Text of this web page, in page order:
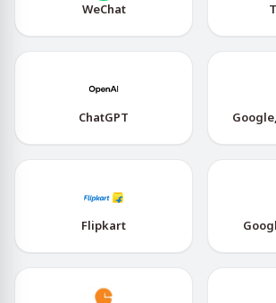
WeChat
ChatGPT
Flipkart